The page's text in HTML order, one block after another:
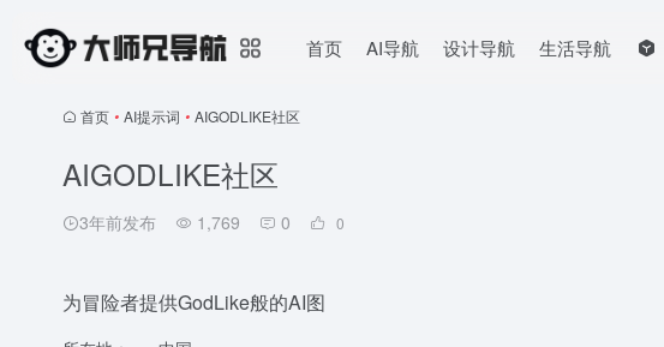
首页 AI导航 设计导航 生活导航
首页 • AI提示词 • AIGODLIKE社区
AIGODLIKE社区
3年前发布 1,769 0 0
为冒险者提供GodLike般的AI图